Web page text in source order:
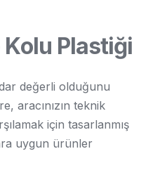
Plastiği
değerli olduğunu
aracınızın teknik
için tasarlanmış
uygun ürünler